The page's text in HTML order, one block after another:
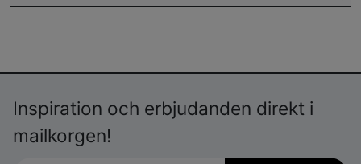
Inspiration och erbjudanden direkt i
mailkorgen!